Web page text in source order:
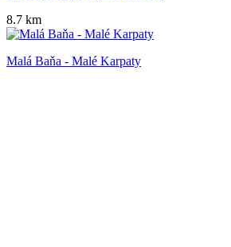
8.7 km
Malá Baňa - Malé Karpaty